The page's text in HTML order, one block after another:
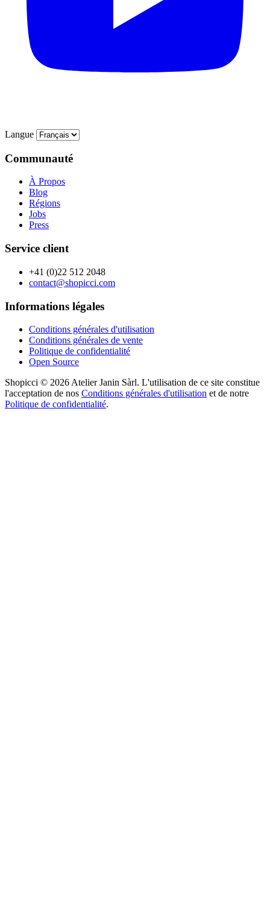
Langue
Communauté
À Propos
Blog
Régions
Jobs
Press
Service client
+41 (0)22 512 2048
contact@shopicci.com
Informations légales
Conditions générales d'utilisation
Conditions générales de vente
Politique de confidentialité
Open Source
Shopicci © 2026 Atelier Janin Sàrl. L'utilisation de ce site constitue
l'acceptation de nos Conditions générales d'utilisation et de notre
Politique de confidentialité.